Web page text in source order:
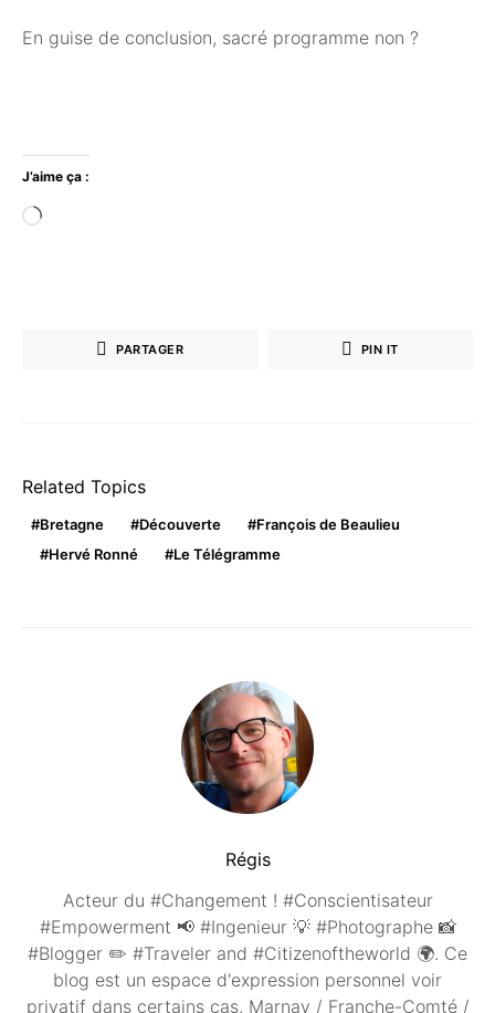
En guise de conclusion, sacré programme non ?
J’aime ça :
Chargement…
PARTAGER PIN IT
Related Topics
Bretagne Découverte
François de Beaulieu
Hervé Ronné
Le Télégramme
Régis
Acteur du #Changement ! #Conscientisateur
#Empowerment 📢 #Ingenieur 💡 #Photographe 📸
#Blogger ✏️ #Traveler and #Citizenoftheworld 🌍. Ce
blog est un espace d'expression personnel voir
privatif dans certains cas. Marnay / Franche-Comté /